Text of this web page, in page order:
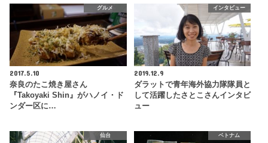
グルメ
2017.5.10
奈良のたこ焼き屋さん
『Takoyaki Shin』がハノイ・ド
ンダー区に…
インタビュー
2019.12.9
ダラットで青年海外協力隊隊員と
して活躍したさとこさんインタビ
ュー
仙台 ベトナム